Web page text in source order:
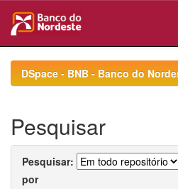
navigationDSpace - BNB - Banco do
Pesquisar
Pesquisar:
por